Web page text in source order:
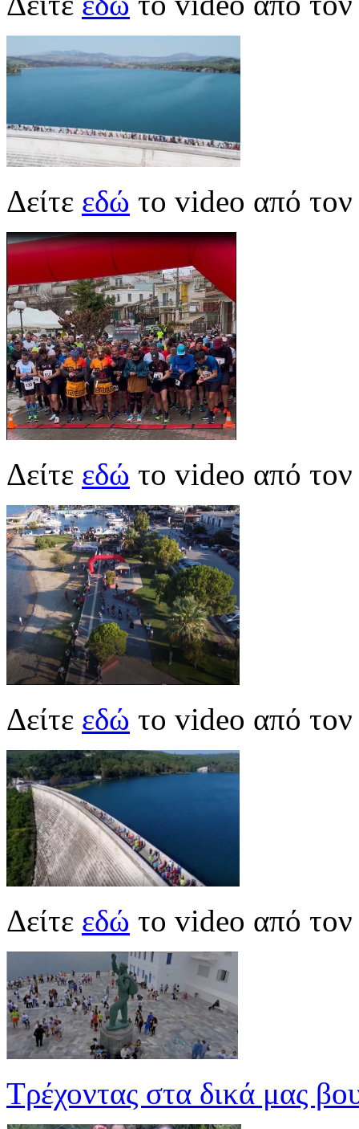
Δείτε εδώ το video από
Δείτε εδώ το video από
Δείτε εδώ το video από
Δείτε εδώ το video από
Τρέχοντας στα δικά μας